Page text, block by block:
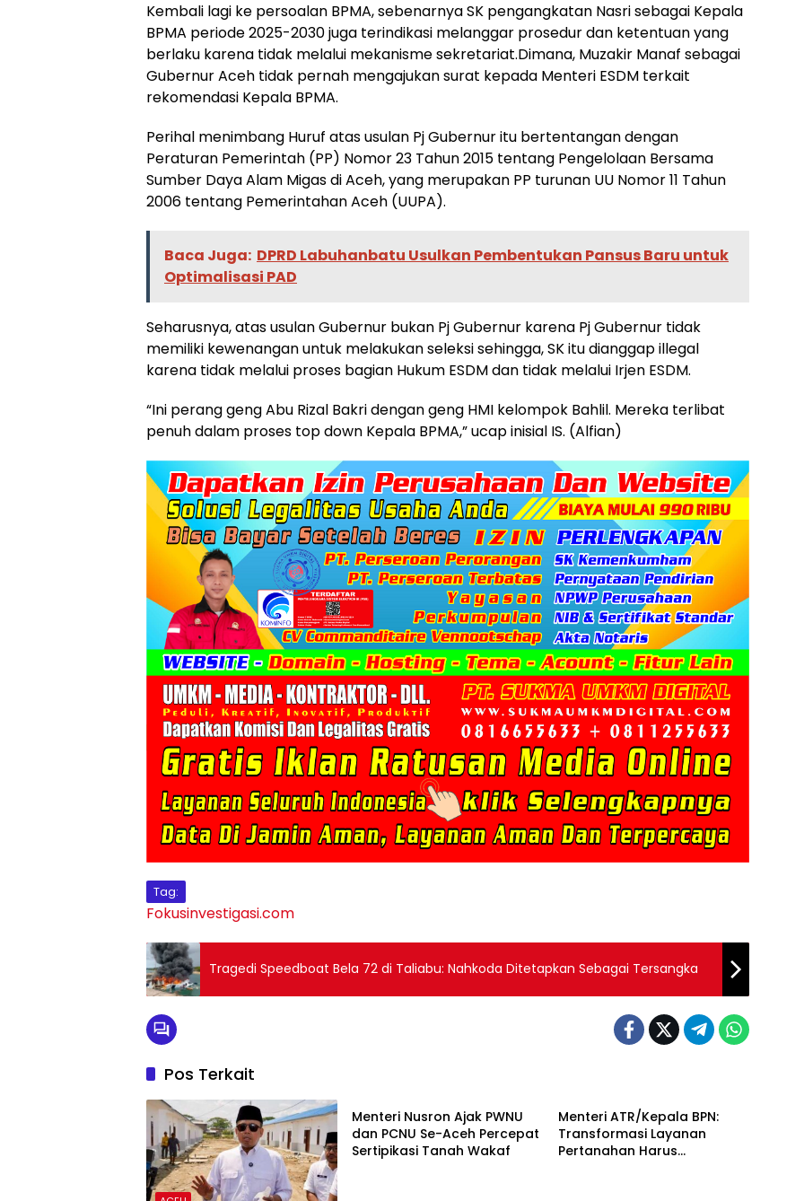
Kembali lagi ke persoalan BPMA, sebenarnya SK pengangkatan Nasri sebagai Kepala
BPMA periode 2025-2030 juga terindikasi melanggar prosedur dan ketentuan yang
berlaku karena tidak melalui mekanisme sekretariat.Dimana, Muzakir Manaf sebagai
Gubernur Aceh tidak pernah mengajukan surat kepada Menteri ESDM terkait
rekomendasi Kepala BPMA.
Perihal menimbang Huruf atas usulan Pj Gubernur itu bertentangan dengan
Peraturan Pemerintah (PP) Nomor 23 Tahun 2015 tentang Pengelolaan Bersama
Sumber Daya Alam Migas di Aceh, yang merupakan PP turunan UU Nomor 11 Tahun
2006 tentang Pemerintahan Aceh (UUPA).
Baca Juga: DPRD Labuhanbatu Usulkan Pembentukan Pansus Baru untuk
Optimalisasi PAD
Seharusnya, atas usulan Gubernur bukan Pj Gubernur karena Pj Gubernur tidak
memiliki kewenangan untuk melakukan seleksi sehingga, SK itu dianggap illegal
karena tidak melalui proses bagian Hukum ESDM dan tidak melalui Irjen ESDM.
“Ini perang geng Abu Rizal Bakri dengan geng HMI kelompok Bahlil. Mereka terlibat
penuh dalam proses top down Kepala BPMA,” ucap inisial IS. (Alfian)
Tag:
Fokusinvestigasi.com
Tragedi Speedboat Bela 72 di Taliabu: Nahkoda Ditetapkan Sebagai Tersangka
Pos Terkait
Menteri Nusron Ajak PWNU
dan PCNU Se-Aceh Percepat
Sertipikasi Tanah Wakaf
Menteri ATR/Kepala BPN:
Transformasi Layanan
Pertanahan Harus